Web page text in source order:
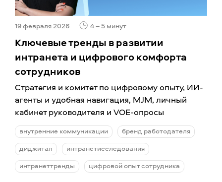
19 февраля 2026 4 – 5 минут
Ключевые тренды в развитии
интранета и цифрового комфорта
сотрудников
Стратегия и комитет по цифровому опыту, ИИ-
агенты и удобная навигация, MJM, личный
кабинет руководителя и VOE-опросы
внутренние коммуникации
бренд работодателя
диджитал
интранетисследования
интранеттренды
цифровой опыт сотрудника